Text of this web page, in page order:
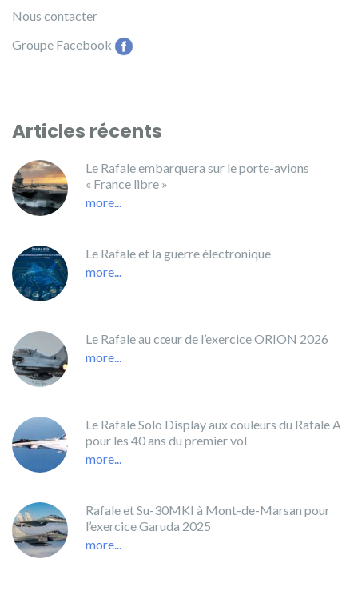
Nous contacter
Groupe Facebook
Articles récents
Le Rafale embarquera sur le porte-avions
« France libre »
more...
Le Rafale et la guerre électronique
more...
Le Rafale au cœur de l’exercice ORION 2026
more...
Le Rafale Solo Display aux couleurs du Rafale A
pour les 40 ans du premier vol
more...
Rafale et Su-30MKI à Mont-de-Marsan pour
l’exercice Garuda 2025
more...